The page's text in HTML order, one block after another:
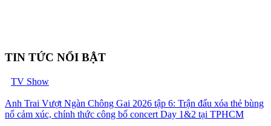
TIN TỨC NỔI BẬT
TV Show
Anh Trai Vượt Ngàn Chông Gai 2026 tập 6: Trận đấu xóa thẻ bùng
nổ cảm xúc, chính thức công bố concert Day 1&2 tại TPHCM